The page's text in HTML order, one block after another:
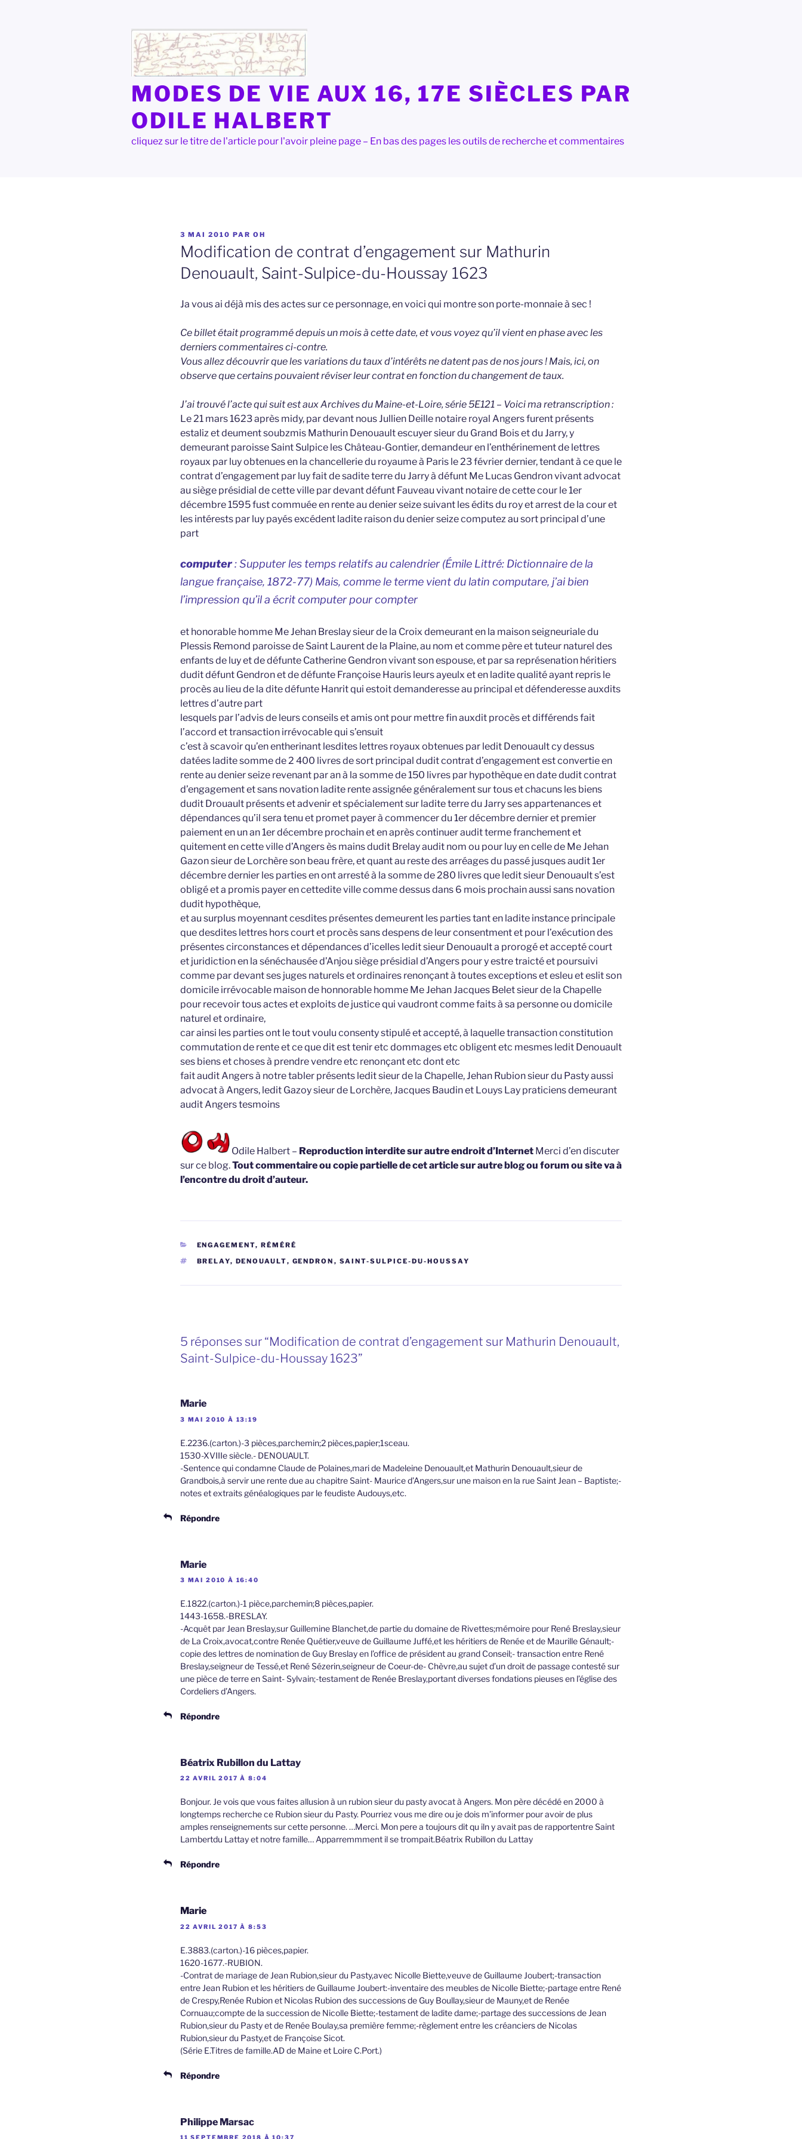
MODES DE VIE AUX 16, 17E SIÈCLES PAR
ODILE HALBERT
cliquez sur le titre de l'article pour l'avoir pleine page – En bas des pages les outils de recherche et commentaires
PUBLIÉ
LE
3 MAI 2010 PAR OH
Modification de contrat d’engagement sur Mathurin
Denouault, Saint-Sulpice-du-Houssay 1623
Ja vous ai déjà mis des actes sur ce personnage, en voici qui montre son porte-monnaie à sec !
Ce billet était programmé depuis un mois à cette date, et vous voyez qu’il vient en phase avec les
derniers commentaires ci-contre.
Vous allez découvrir que les variations du taux d’intérêts ne datent pas de nos jours ! Mais, ici, on
observe que certains pouvaient réviser leur contrat en fonction du changement de taux.
J’ai trouvé l’acte qui suit est aux Archives du Maine-et-Loire, série 5E121 – Voici ma retranscription :
Le 21 mars 1623 après midy, par devant nous Jullien Deille notaire royal Angers furent présents
estaliz et deument soubzmis Mathurin Denouault escuyer sieur du Grand Bois et du Jarry, y
demeurant paroisse Saint Sulpice les Château-Gontier, demandeur en l’enthérinement de lettres
royaux par luy obtenues en la chancellerie du royaume à Paris le 23 février dernier, tendant à ce que le
contrat d’engagement par luy fait de sadite terre du Jarry à défunt Me Lucas Gendron vivant advocat
au siège présidial de cette ville par devant défunt Fauveau vivant notaire de cette cour le 1er
décembre 1595 fust commuée en rente au denier seize suivant les édits du roy et arrest de la cour et
les intérests par luy payés excédent ladite raison du denier seize computez au sort principal d’une
part
computer: Supputer les temps relatifs au calendrier (Émile Littré: Dictionnaire de la
langue française, 1872-77) Mais, comme le terme vient du latin computare, j’ai bien
l’impression qu’il a écritcomputerpourcompter
et honorable homme Me Jehan Breslay sieur de la Croix demeurant en la maison seigneuriale du
Plessis Remond paroisse de Saint Laurent de la Plaine, au nom et comme père et tuteur naturel des
enfants de luy et de défunte Catherine Gendron vivant son espouse, et par sa représenation héritiers
dudit défunt Gendron et de défunte Françoise Hauris leurs ayeulx et en ladite qualité ayant repris le
procès au lieu de la dite défunte Hanrit qui estoit demanderesse au principal et défenderesse auxdits
lettres d’autre part
lesquels par l’advis de leurs conseils et amis ont pour mettre fin auxdit procès et différends fait
l’accord et transaction irrévocable qui s’ensuit
c’est à scavoir qu’en entherinant lesdites lettres royaux obtenues par ledit Denouault cy dessus
datées ladite somme de 2 400 livres de sort principal dudit contrat d’engagement est convertie en
rente au denier seize revenant par an à la somme de 150 livres par hypothèque en date dudit contrat
d’engagement et sans novation ladite rente assignée généralement sur tous et chacuns les biens
dudit Drouault présents et advenir et spécialement sur ladite terre du Jarry ses appartenances et
dépendances qu’il sera tenu et promet payer à commencer du 1er décembre dernier et premier
paiement en un an 1er décembre prochain et en après continuer audit terme franchement et
quitement en cette ville d’Angers ès mains dudit Brelay audit nom ou pour luy en celle de Me Jehan
Gazon sieur de Lorchère son beau frère, et quant au reste des arréages du passé jusques audit 1er
décembre dernier les parties en ont arresté à la somme de 280 livres que ledit sieur Denouault s’est
obligé et a promis payer en cettedite ville comme dessus dans 6 mois prochain aussi sans novation
dudit hypothèque,
et au surplus moyennant cesdites présentes demeurent les parties tant en ladite instance principale
que desdites lettres hors court et procès sans despens de leur consentment et pour l’exécution des
présentes circonstances et dépendances d’icelles ledit sieur Denouault a prorogé et accepté court
et juridiction en la sénéchausée d’Anjou siège présidial d’Angers pour y estre traicté et poursuivi
comme par devant ses juges naturels et ordinaires renonçant à toutes exceptions et esleu et eslit son
domicile irrévocable maison de honnorable homme Me Jehan Jacques Belet sieur de la Chapelle
pour recevoir tous actes et exploits de justice qui vaudront comme faits à sa personne ou domicile
naturel et ordinaire,
car ainsi les parties ont le tout voulu consenty stipulé et accepté, à laquelle transaction constitution
commutation de rente et ce que dit est tenir etc dommages etc obligent etc mesmes ledit Denouault
ses biens et choses à prendre vendre etc renonçant etc dont etc
fait audit Angers à notre tabler présents ledit sieur de la Chapelle, Jehan Rubion sieur du Pasty aussi
advocat à Angers, ledit Gazoy sieur de Lorchère, Jacques Baudin et Louys Lay praticiens demeurant
audit Angers tesmoins
Odile Halbert – Reproduction interdite sur autre endroit d’Internet Merci d’en discuter
sur ce blog.Tout commentaire ou copie partielle de cet article sur autre blog ou forum ou site va à
l’encontre du droit d’auteur.
CATÉGORIES
ENGAGEMENT, RÉMÉRÉ
ÉTIQUETTES
BRELAY, DENOUAULT, GENDRON , SAINT-SULPICE-DU-HOUSSAY
5 réponses sur “Modification de contrat d’engagement sur Mathurin Denouault,
Saint-Sulpice-du-Houssay 1623”
Marie
3 MAI 2010 À 13:19
E.2236.(carton.)-3 pièces,parchemin;2 pièces,papier;1sceau.
1530-XVIIIe siècle.- DENOUAULT.
-Sentence qui condamne Claude de Polaines,mari de Madeleine Denouault,et Mathurin Denouault,sieur de
Grandbois,à servir une rente due au chapitre Saint- Maurice d’Angers,sur une maison en la rue Saint Jean – Baptiste;-
notes et extraits généalogiques par le feudiste Audouys,etc.
Répondre
Marie
3 MAI 2010 À 16:40
E.1822.(carton.)-1 pièce,parchemin;8 pièces,papier.
1443-1658.-BRESLAY.
-Acquêt par Jean Breslay,sur Guillemine Blanchet,de partie du domaine de Rivettes;mémoire pour René Breslay,sieur
de La Croix,avocat,contre Renée Quétier,veuve de Guillaume Juffé,et les héritiers de Renée et de Maurille Génault;-
copie des lettres de nomination de Guy Breslay en l’office de président au grand Conseil;- transaction entre René
Breslay,seigneur de Tessé,et René Sézerin,seigneur de Coeur-de- Chèvre,au sujet d’un droit de passage contesté sur
une pièce de terre en Saint- Sylvain;-testament de Renée Breslay,portant diverses fondations pieuses en l’église des
Cordeliers d’Angers.
Répondre
Béatrix Rubillon du Lattay
22 AVRIL 2017 À 8:04
Bonjour. Je vois que vous faites allusion à un rubion sieur du pasty avocat à Angers. Mon père décédé en 2000 à
longtemps recherche ce Rubion sieur du Pasty. Pourriez vous me dire ou je dois m’informer pour avoir de plus
amples renseignements sur cette personne. …Merci. Mon pere a toujours dit qu iln y avait pas de rapportentre Saint
Lambertdu Lattay et notre famille… Apparremmment il se trompait.Béatrix Rubillon du Lattay
Répondre
Marie
22 AVRIL 2017 À 8:53
E.3883.(carton.)-16 pièces,papier.
1620-1677.-RUBION.
-Contrat de mariage de Jean Rubion,sieur du Pasty,avec Nicolle Biette,veuve de Guillaume Joubert;-transaction
entre Jean Rubion et les héritiers de Guillaume Joubert:-inventaire des meubles de Nicolle Biette;-partage entre René
de Crespy,Renée Rubion et Nicolas Rubion des successions de Guy Boullay,sieur de Mauny,et de Renée
Cornuau;compte de la succession de Nicolle Biette;-testament de ladite dame;-partage des successions de Jean
Rubion,sieur du Pasty et de Renée Boulay,sa première femme;-règlement entre les créanciers de Nicolas
Rubion,sieur du Pasty,et de Françoise Sicot.
(Série E.Titres de famille.AD de Maine et Loire C.Port.)
Répondre
Philippe Marsac
11 SEPTEMBRE 2018 À 10:37